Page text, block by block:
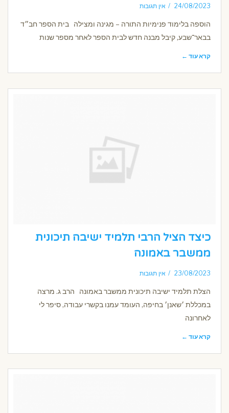
24/08/2023 אין תגובות
הוספה בלימוד פנימיות התורה – מגינה ומצילה בית הספר חב״ד
בבאר־שבע, קיבל מבנה חדש לבית הספר לאחר מספר שנות
קרא עוד ←
כיצד הציל הרבי תלמיד ישיבה תיכונית
ממשבר באמונה
23/08/2023 אין תגובות
הצלת תלמיד ישיבה תיכונית ממשבר באמונה הרב ג. מרצה
במכללת ׳שאנן׳ בחיפה, העומד עמנו בקשרי עבודה, סיפר לי
לאחרונה
קרא עוד ←